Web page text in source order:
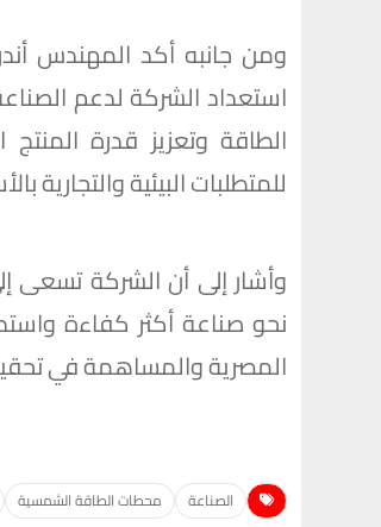
ومن جانبه أكد المهندس
استعداد الشركة لدعم
الطاقة وتعزيز قدرة
للمتطلبات البيئية والتجارية
وأشار إلى أن الشركة تسعى
نحو صناعة أكثر كفاءة
المصرية والمساهمة في
الصناعة محطات الطاقة الشمسية